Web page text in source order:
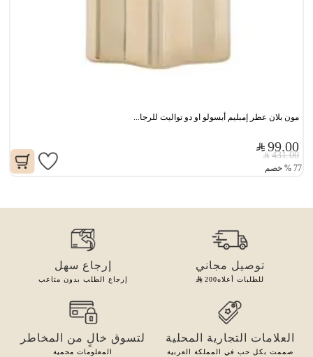
مون بلان عطر إمبليم أبسولو او دو تواليت للرجا...
99.00
431.00
77
% خصم
توصيل مجاني
للطلبات أعلاه200
إرجاع سهل
إرجاع الطلب بدون متاعب
العلامات التجارية المحلية
صممت بكل حب في المملكة العربية
لتسوق خالٍ من المخاطر
المعلومات محمية